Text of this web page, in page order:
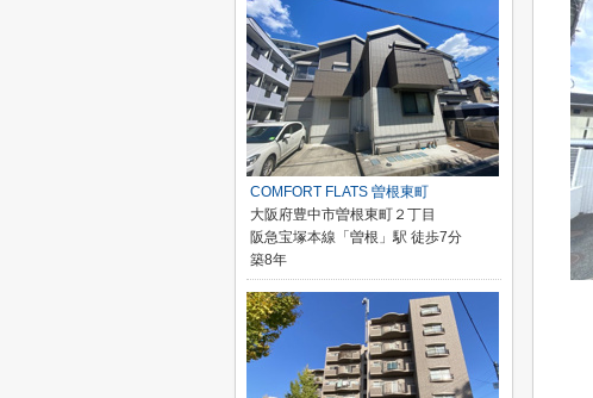
COMFORT FLATS 曽根東町
大阪府豊中市曽根東町２丁目
阪急宝塚本線「曽根」駅 徒歩7分
築8年